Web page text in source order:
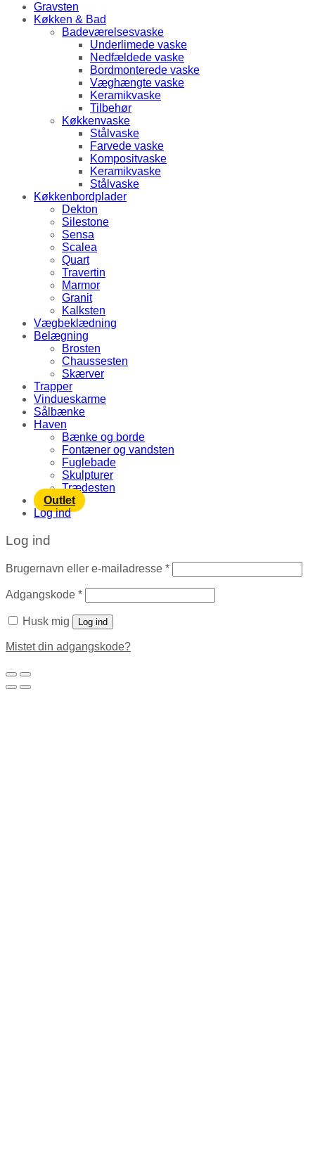
Gravsten
Køkken & Bad
Badeværelsesvaske
Underlimede vaske
Nedfældede vaske
Bordmonterede vaske
Væghængte vaske
Keramikvaske
Tilbehør
Køkkenvaske
Stålvaske
Farvede vaske
Kompositvaske
Keramikvaske
Stålvaske
Køkkenbordplader
Dekton
Silestone
Sensa
Scalea
Quart
Travertin
Marmor
Granit
Kalksten
Vægbeklædning
Belægning
Brosten
Chaussesten
Skærver
Trapper
Vindueskarme
Sålbænke
Haven
Bænke og borde
Fontæner og vandsten
Fuglebade
Skulpturer
Trædesten
Outlet
Log ind
Log ind
Brugernavn eller e-mailadresse *
Adgangskode *
Husk mig Log ind
Mistet din adgangskode?